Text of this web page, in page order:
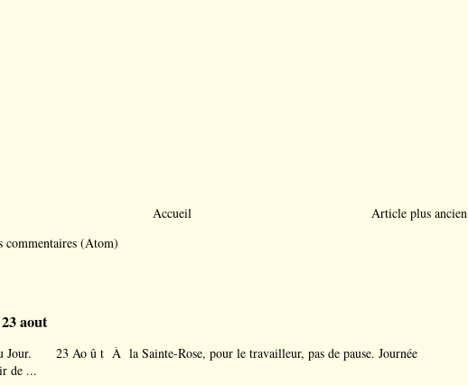
Article plus ancien
Accueil
commentaires (Atom)
aout
Jour. 23 Ao û t À la Sainte-Rose, pour le travailleur, pas de pause. Journée
de ...